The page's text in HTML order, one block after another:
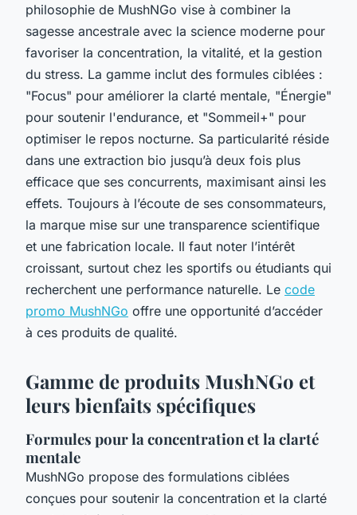
philosophie de MushNGo vise à combiner la
sagesse ancestrale avec la science moderne pour
favoriser la concentration, la vitalité, et la gestion
du stress. La gamme inclut des formules ciblées :
"Focus" pour améliorer la clarté mentale, "Énergie"
pour soutenir l'endurance, et "Sommeil+" pour
optimiser le repos nocturne. Sa particularité réside
dans une extraction bio jusqu’à deux fois plus
efficace que ses concurrents, maximisant ainsi les
effets. Toujours à l’écoute de ses consommateurs,
la marque mise sur une transparence scientifique
et une fabrication locale. Il faut noter l’intérêt
croissant, surtout chez les sportifs ou étudiants qui
recherchent une performance naturelle. Le code
promo MushNGo offre une opportunité d’accéder
à ces produits de qualité.
Gamme de produits MushNGo et
leurs bienfaits spécifiques
Formules pour la concentration et la clarté
mentale
MushNGo propose des formulations ciblées
conçues pour soutenir la concentration et la clarté